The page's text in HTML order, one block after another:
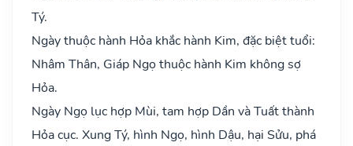
Tý.
Ngày thuộc hành Hỏa khắc hành Kim, đặc biệt tuổi:
Nhâm Thân, Giáp Ngọ thuộc hành Kim không sợ
Hỏa.
Ngày Ngọ lục hợp Mùi, tam hợp Dần và Tuất thành
Hỏa cục. Xung Tý, hình Ngọ, hình Dậu, hại Sửu, phá